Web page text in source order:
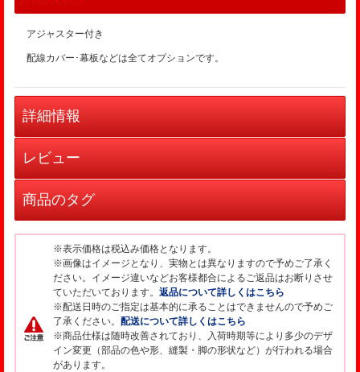
アジャスター付き
配線カバー･幕板などは全てオプションです。
詳細情報
レビュー
商品のタグ
※表示価格は税込み価格となります。
※画像はイメージとなり、実物とは異なりますので予めご了承く
ださい。イメージ違いなどお客様都合によるご返品はお断りさせ
ていただいております。返品について詳しくはこちら
※配送日時のご指定は基本的に承ることはできませんので予めご
了承ください。 配送について詳しくはこちら
※商品仕様は随時改善されており、入荷時期等により多少のデザ
イン変更（部品の色や形、縫製・脚の形状など）が行われる場合
があります。